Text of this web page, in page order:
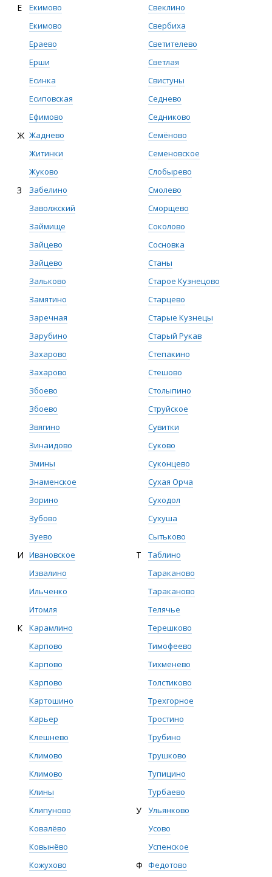
Е
Екимово
Екимово
Ераево
Ерши
Есинка
Есиповская
Ефимово
Ж Жаднево
Житинки
Жуково
З
Забелино
Заволжский
Займище
Зайцево
Зайцево
Зальково
Замятино
Заречная
Зарубино
Захарово
Захарово
Збоево
Збоево
Звягино
Зинаидово
Змины
Знаменское
Зорино
Зубово
Зуево
И Ивановское
Извалино
Ильченко
Итомля
К
Карамлино
Карпово
Карпово
Карпово
Картошино
Карьер
Клешнево
Климово
Климово
Клины
Клипуново
Ковалёво
Ковынёво
Кожухово
Свеклино
Свербиха
Светителево
Светлая
Свистуны
Седнево
Седниково
Семёново
Семеновское
Слобырево
Смолево
Сморщево
Соколово
Сосновка
Станы
Старое Кузнецово
Старцево
Старые Кузнецы
Старый Рукав
Степакино
Стешово
Столыпино
Струйское
Сувитки
Суково
Суконцево
Сухая Орча
Суходол
Сухуша
Сытьково
Т
Таблино
Тараканово
Тараканово
Телячье
Терешково
Тимофеево
Тихменево
Толстиково
Трехгорное
Тростино
Трубино
Трушково
Тупицино
Турбаево
У
Ульянково
Усово
Успенское
Ф Федотово